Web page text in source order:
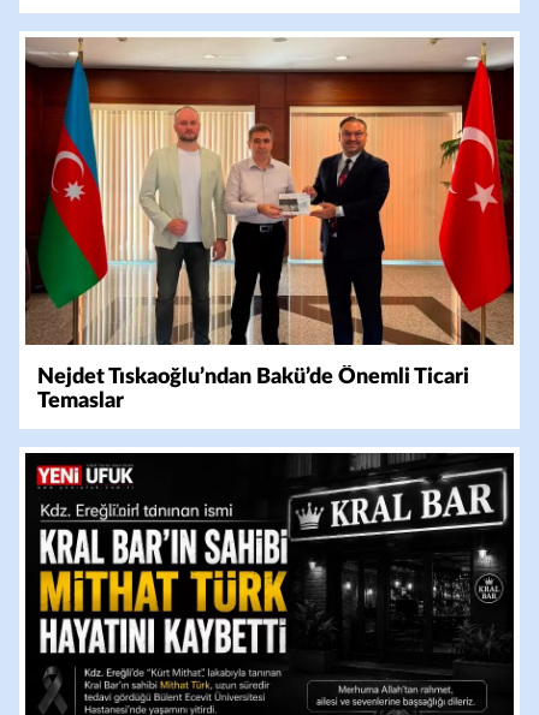
Nejdet Tıskaoğlu’ndan Bakü’de Önemli Ticari
Temaslar